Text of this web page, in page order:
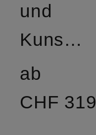
und
Kunstfellbesatz
ab
CHF 319